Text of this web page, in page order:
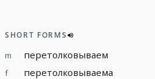
SHORT FORMS
m перетолковываем
f перетолковываема